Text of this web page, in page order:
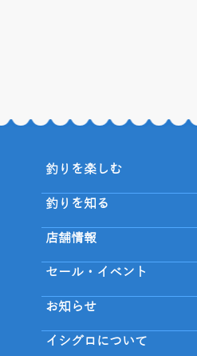
釣りを楽しむ
釣りを知る
店舗情報
セール・イベント
お知らせ
イシグロについて